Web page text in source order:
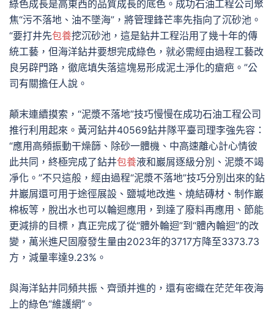
綠色成長是高東西的品質成長的底色。成功石油工程公司聚
焦“污不落地、油不墜海”，將管理鋒芒率先指向了沉砂池。
“要打井先包養挖沉砂池，這是鉆井工程沿用了幾十年的傳
統工藝，但海洋鉆井要想完成綠色，就必需經由過程工藝改
良另辟門路，徹底填失落這塊易形成泥土淨化的瘡疤。”公
司有關擔任人說。
顛末連續摸索，“泥漿不落地”技巧慢慢在成功石油工程公司
推行利用起來。黃河鉆井40569鉆井隊平臺司理李強先容：
“應用高頻振動干燥篩、除砂一體機、中高速離心計心情彼
此共同，終極完成了鉆井包養液和巖屑逐級分別、泥漿不竭
凈化。”不只這般，經由過程“泥漿不落地”技巧分別出來的鉆
井巖屑還可用于途徑展設、鹽堿地改進、燒結磚材、制作巖
棉板等，脫出水也可以輪迴應用，到達了廢料再應用、節能
更減排的目標，真正完成了從“體外輪迴”到“體內輪迴”的改
變，萬米進尺固廢發生量由2023年的3717方降至3373.73
方，減量率達9.23%。
與海洋鉆井同頻共振、齊頭并進的，還有密織在茫茫年夜海
上的綠色“維護網”。